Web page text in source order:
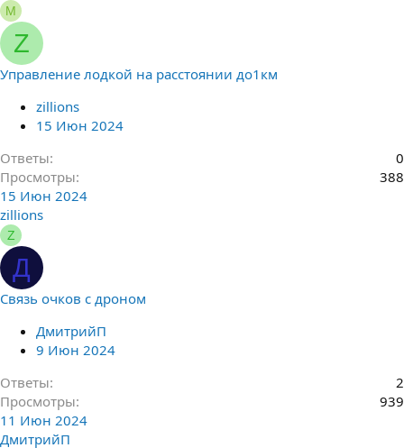
M
Z
Управление лодкой на расстоянии до1км
zillions
15 Июн 2024
Ответы
0
Просмотры
388
15 Июн 2024
zillions
Z
Д
Связь очков с дроном
ДмитрийП
9 Июн 2024
Ответы
2
Просмотры
939
11 Июн 2024
ДмитрийП